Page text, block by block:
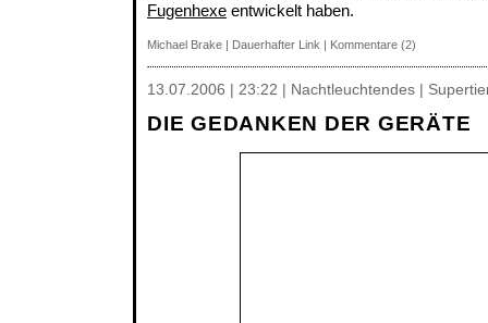
Fugenhexe entwickelt haben.
Michael Brake | Dauerhafter Link | Kommentare (2)
13.07.2006 | 23:22 | Nachtleuchtendes |
DIE GEDANKEN DER GERÄTE